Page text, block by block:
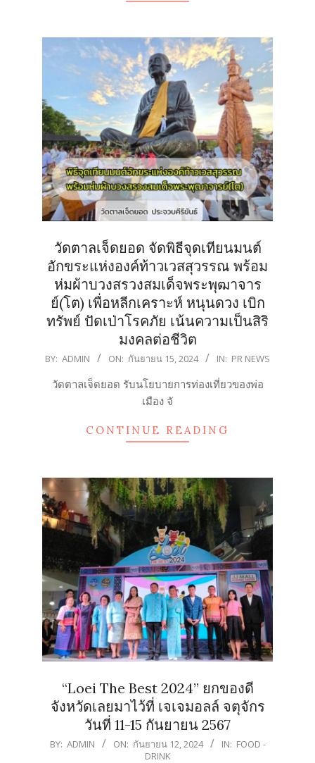
วัดตาลเจ็ดยอด จัดพิธีจุดเทียนมนต์
อักขระแห่งองค์ท้าวเวสสุวรรณ พร้อม
ห่มผ้าบวงสรวงสมเด็จพระพุฒาจาร
ย์(โต) เพื่อหลีกเคราะห์ หนุนดวง เบิก
ทรัพย์ ปัดเป่าโรคภัย เน้นความเป็นสิริ
มงคลต่อชีวิต
2024-
BY: ADMIN ON: กันยายน 15, 2024 IN: PR NEWS
วัดตาลเจ็ดยอด รับนโยบายการท่องเที่ยวของพ่อ
เมือง จั
CONTINUE READING
“Loei The Best 2024” ยกของดี
จังหวัดเลยมาไว้ที่ เจเจมอลล์ จตุจักร
วันที่ 11-15 กันยายน 2567
2024-
BY: ADMIN ON: กันยายน 12, 2024 IN: FOOD -
DRINK